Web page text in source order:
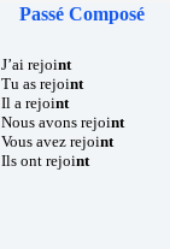
Passé Composé
J’ai rejoint
Tu as rejoint
Il a rejoint
Nous avons rejoint
Vous avez rejoint
Ils ont rejoint